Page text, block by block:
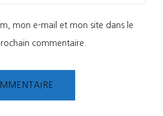
mon e-mail et mon site dans le
commentaire.